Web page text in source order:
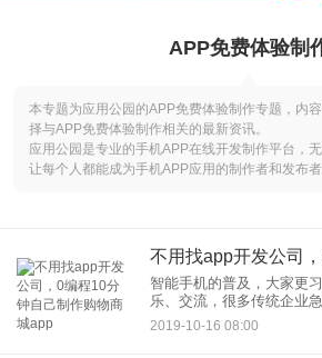
APP免费体验制
本专题为应用公园的APP免费体验制作专题，内
择与APP免费体验制作相关的最新资讯。
应用公园是专业的手机APP在线开发制作平台，
让每个人都能成为手机APP应用的制作者和发布者
智能手机的普及，大家更
乐、交流，很多传统企业
上市场。很多创业者也想
资源创业赚钱。开发一购
2019-10-16 08:00